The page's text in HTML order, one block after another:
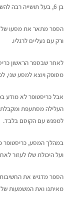
בן 6, בעל תושייה רבה להשיג את מבוקשו ולהצליח לעזור לכלל החיות.
הספר מתאר את מסעו של
ורק עם נעליים לרגליו.
לאחר שבספר הראשון
מסופק ויוצא למסע שני,
אבל כריסטופר לא מודע
העלילה מסתעפת ומקבלת
למפגש עם הקוסם בלבד.
במהלך המסע, כריסטופר
ועל היכולת שלו לעזור
הספר מדגיש את
מאיתנו ואת המשמעות